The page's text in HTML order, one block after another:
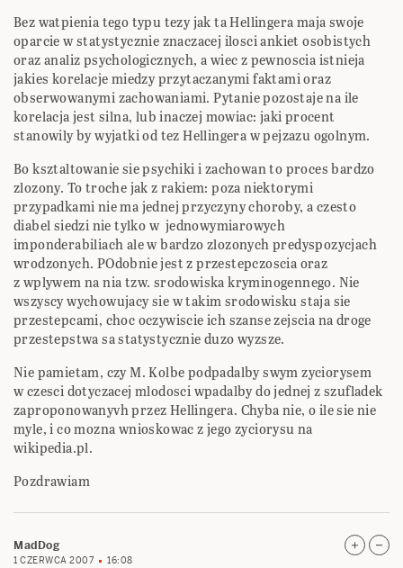
Bez watpienia tego typu tezy jak ta Hellingera maja swoje
oparcie w statystycznie znaczacej ilosci ankiet osobistych
oraz analiz psychologicznych, a wiec z pewnoscia istnieja
jakies korelacje miedzy przytaczanymi faktami oraz
obserwowanymi zachowaniami. Pytanie pozostaje na ile
korelacja jest silna, lub inaczej mowiac: jaki procent
stanowily by wyjatki od tez Hellingera w pejzazu ogolnym.
Bo ksztaltowanie sie psychiki i zachowan to proces bardzo
zlozony. To troche jak z rakiem: poza niektorymi
przypadkami nie ma jednej przyczyny choroby, a czesto
diabel siedzi nie tylko w jednowymiarowych
imponderabiliach ale w bardzo zlozonych predyspozycjach
wrodzonych. POdobnie jest z przestepczoscia oraz
z wplywem na nia tzw. srodowiska kryminogennego. Nie
wszyscy wychowujacy sie w takim srodowisku staja sie
przestepcami, choc oczywiscie ich szanse zejscia na droge
przestepstwa sa statystycznie duzo wyzsze.
Nie pamietam, czy M. Kolbe podpadalby swym zyciorysem
w czesci dotyczacej mlodosci wpadalby do jednej z szufladek
zaproponowanyvh przez Hellingera. Chyba nie, o ile sie nie
myle, i co mozna wnioskowac z jego zyciorysu na
wikipedia.pl.
Pozdrawiam
MadDog
1 CZERWCA 2007 16:08